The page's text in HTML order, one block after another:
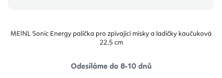
MEINL Sonic Energy palička pro zpívající misky a ladičky kaučuková
22,5 cm
Odesíláme do 8-10 dnů